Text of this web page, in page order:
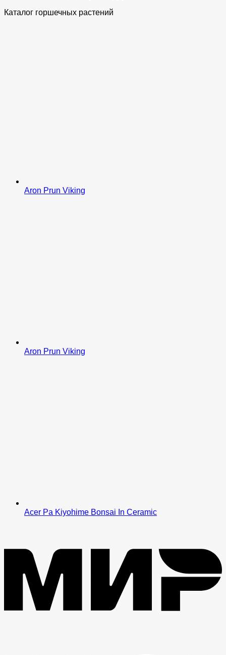
Каталог горшечных растений
Aron Prun Viking
Aron Prun Viking
Acer Pa Kiyohime Bonsai In Ceramic